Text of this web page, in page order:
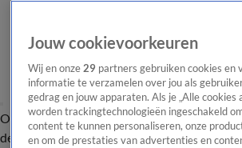
OverzichtAfleveringen Entertainment TV
de redactieNieuwsbrief
Jouw cookievoorkeuren
Wij en onze 29 partners gebruiken cookies en
informatie te verzamelen over jou als
gedrag en jouw apparaten. Als je „Alle cookies
worden trackingtechnologieën ingeschakeld
content te kunnen personaliseren, onze
en om de prestaties van advertenties en